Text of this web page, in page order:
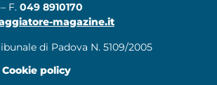
– F. 049 8910170
magazine.it
di Padova N. 5109/2005
Cookie policy